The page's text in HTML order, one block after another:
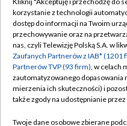
Abonament TVP
Emisja w TVP
Centrum informacji TVP
Naziemna Telewizja
korzystanie z technologii
dostęp do informacji na Twoim
przechowywanie oraz na
nas, czyli Telewizję Polską S.A. w
Zaufanych Partnerów z IAB* (1201
Partnerów TVP (93 firm), w celach
zautomatyzowanego
mierzenia ich skuteczności) i
także zgody na udostępnianie
Twoje dane osobowe zbierane